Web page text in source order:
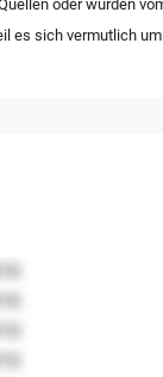
oder wurden
es sich vermutlich